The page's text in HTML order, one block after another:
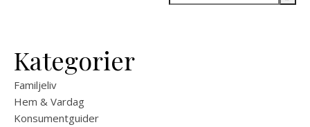
Kategorier
Familjeliv
Hem & Vardag
Konsumentguider